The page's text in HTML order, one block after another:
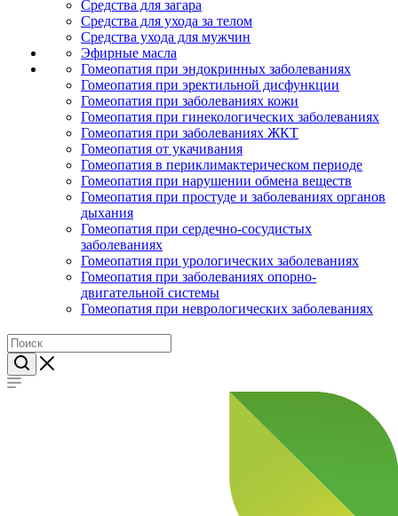
Средства для загара
Средства для ухода за телом
Средства ухода для мужчин
Эфирные масла
Гомеопатия при эндокринных заболеваниях
Гомеопатия при эректильной дисфункции
Гомеопатия при заболеваниях кожи
Гомеопатия при гинекологических заболеваниях
Гомеопатия при заболеваниях ЖКТ
Гомеопатия от укачивания
Гомеопатия в периклимактерическом периоде
Гомеопатия при нарушении обмена веществ
Гомеопатия при простуде и заболеваниях органов
дыхания
Гомеопатия при сердечно-сосудистых
заболеваниях
Гомеопатия при урологических заболеваниях
Гомеопатия при заболеваниях опорно-
двигательной системы
Гомеопатия при неврологических заболеваниях